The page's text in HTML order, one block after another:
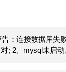
：连接数据库失
; 2、mysql未启动